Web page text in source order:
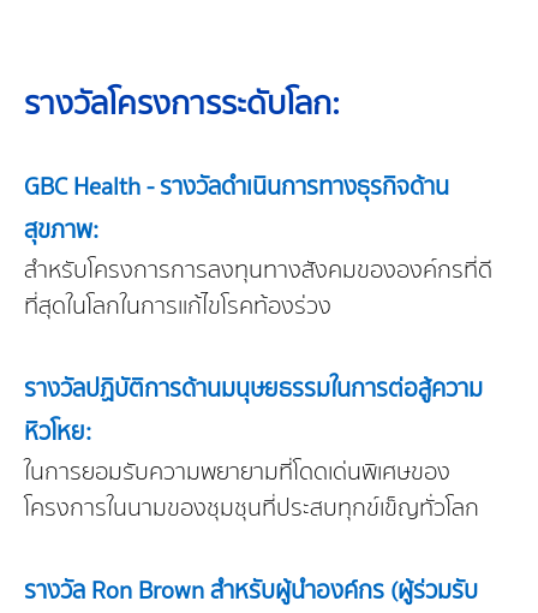
รางวัลโครงการระดับโลก:
GBC Health - รางวัลดำเนินการทางธุรกิจด้าน
สุขภาพ:
สำหรับโครงการการลงทุนทางสังคมขององค์กรที่ดี
ที่สุดในโลกในการแก้ไขโรคท้องร่วง
รางวัลปฏิบัติการด้านมนุษยธรรมในการต่อสู้ความ
หิวโหย:
ในการยอมรับความพยายามที่โดดเด่นพิเศษของ
โครงการในนามของชุมชุนที่ประสบทุกข์เข็ญทั่วโลก
รางวัล Ron Brown สำหรับผู้นำองค์กร (ผู้ร่วมรับ